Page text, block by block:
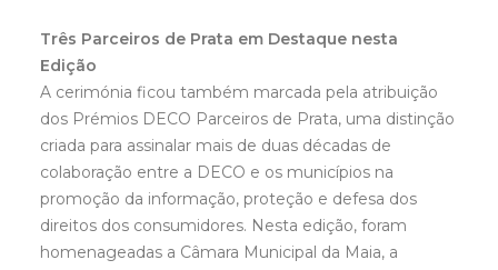
Três Parceiros de Prata em Destaque nesta
Edição
A cerimónia ficou também marcada pela atribuição
dos Prémios DECO Parceiros de Prata, uma distinção
criada para assinalar mais de duas décadas de
colaboração entre a DECO e os municípios na
promoção da informação, proteção e defesa dos
direitos dos consumidores. Nesta edição, foram
homenageadas a Câmara Municipal da Maia, a